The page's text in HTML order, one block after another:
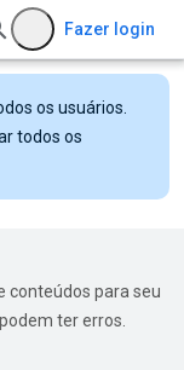
Fazer login
os usuários.
todos os
conteúdos para seu
ter erros.